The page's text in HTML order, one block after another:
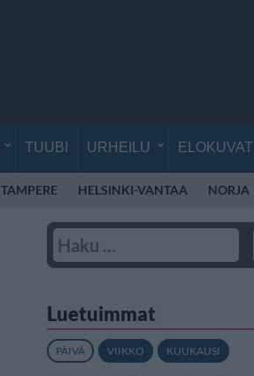
TUUBI URHEILU ELOKUVAT
TAMPERE HELSINKI-VANTAA NORJA
Luetuimmat
PÄIVÄ VIIKKO KUUKAUSI